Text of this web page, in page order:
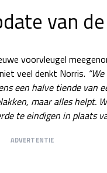
van
voorvleugel
veel denkt Norris.
een halve tiende van
maar alles helpt.
te eindigen in plaats
ADVERTENTIE